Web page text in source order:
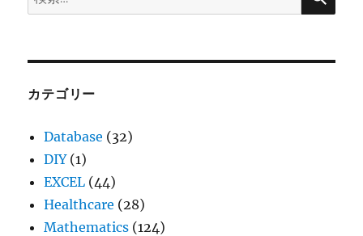
索:
カテゴリー
Database (32)
DIY(1)
EXCEL (44)
Healthcare (28)
Mathematics (124)